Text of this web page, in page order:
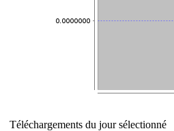
Téléchargements du jour sélectionné